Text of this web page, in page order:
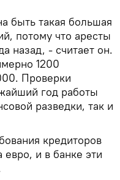
быть такая большая
потому что аресты
назад, - считает он.
1200
Проверки
год работы
разведки, так и
кредиторов
евро, и в банке эти